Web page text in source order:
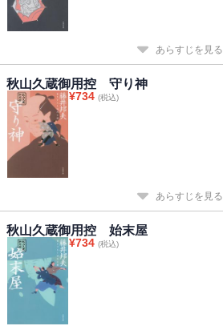
あらすじを見る
秋山久蔵御用控 守り神
¥734 (税込)
あらすじを見る
秋山久蔵御用控 始末屋
¥734 (税込)